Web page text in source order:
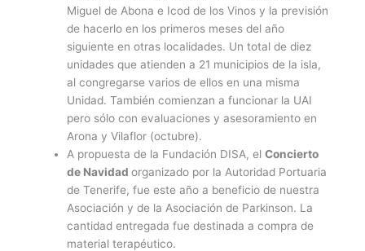
Miguel de Abona e Icod de los Vinos y la previsión
de hacerlo en los primeros meses del año
siguiente en otras localidades. Un total de diez
unidades que atienden a 21 municipios de la isla,
al congregarse varios de ellos en una misma
Unidad. También comienzan a funcionar la UAI
pero sólo con evaluaciones y asesoramiento en
Arona y Vilaflor (octubre).
A propuesta de la Fundación DISA, el Concierto
de Navidad organizado por la Autoridad Portuaria
de Tenerife, fue este año a beneficio de nuestra
Asociación y de la Asociación de Parkinson. La
cantidad entregada fue destinada a compra de
material terapéutico.